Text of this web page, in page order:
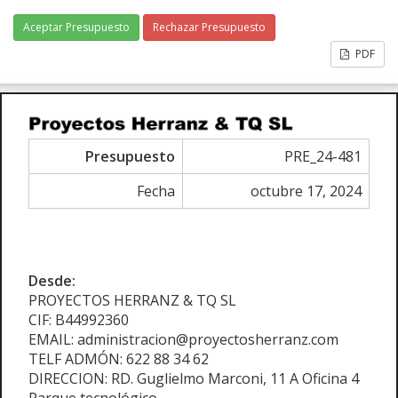
Aceptar Presupuesto
Rechazar Presupuesto
PDF
Presupuesto
PRE_24-481
Fecha
octubre 17, 2024
Desde:
PROYECTOS HERRANZ & TQ SL
CIF: B44992360
EMAIL: administracion@proyectosherranz.com
TELF ADMÓN: 622 88 34 62
DIRECCION: RD. Guglielmo Marconi, 11 A Oficina 4